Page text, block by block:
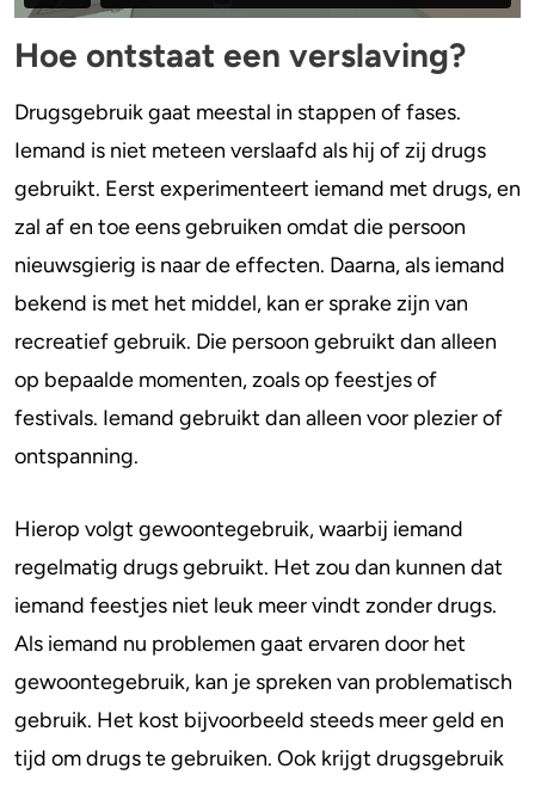
Hoe ontstaat een verslaving?
Drugsgebruik gaat meestal in stappen of fases.
Iemand is niet meteen verslaafd als hij of zij drugs
gebruikt. Eerst experimenteert iemand met drugs, en
zal af en toe eens gebruiken omdat die persoon
nieuwsgierig is naar de effecten. Daarna, als iemand
bekend is met het middel, kan er sprake zijn van
recreatief gebruik. Die persoon gebruikt dan alleen
op bepaalde momenten, zoals op feestjes of
festivals. Iemand gebruikt dan alleen voor plezier of
ontspanning.
Hierop volgt gewoontegebruik, waarbij iemand
regelmatig drugs gebruikt. Het zou dan kunnen dat
iemand feestjes niet leuk meer vindt zonder drugs.
Als iemand nu problemen gaat ervaren door het
gewoontegebruik, kan je spreken van problematisch
gebruik. Het kost bijvoorbeeld steeds meer geld en
tijd om drugs te gebruiken. Ook krijgt drugsgebruik